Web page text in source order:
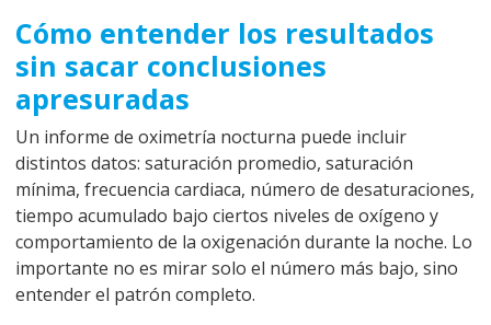
Cómo entender los resultados
sin sacar conclusiones
apresuradas
Un informe de oximetría nocturna puede incluir
distintos datos: saturación promedio, saturación
mínima, frecuencia cardiaca, número de desaturaciones,
tiempo acumulado bajo ciertos niveles de oxígeno y
comportamiento de la oxigenación durante la noche. Lo
importante no es mirar solo el número más bajo, sino
entender el patrón completo.